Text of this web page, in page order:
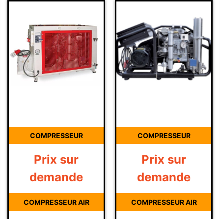
COMPRESSEUR
Prix sur
demande
COMPRESSEUR AIR
COMPRESSEUR
Prix sur
demande
COMPRESSEUR AIR